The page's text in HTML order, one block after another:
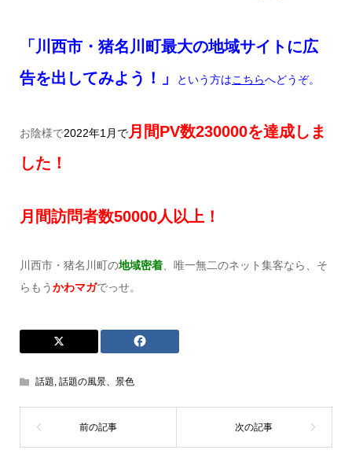
「川西市・猪名川町最大の地域サイトに広
告を出してみよう！」
という方はこちらへどうぞ。
お陰様で2022年1月で月間PV数230000を達成しま
した！
月間訪問者数50000人以上！
川西市・猪名川町の地域密着、唯一無二のネット集客なら、そ
らもうかわマガでっせ。
話題, 話題の風景、景色